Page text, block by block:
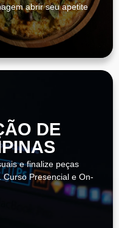
abrir seu apetite
DE
e finalize peças
Presencial e On-